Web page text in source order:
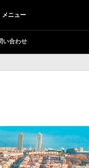
メニュー
い合わせ
旅 6日間